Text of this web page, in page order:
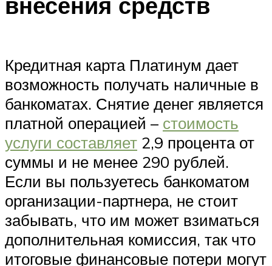
Кредитная карта Платинум дает
возможность получать наличные в
банкоматах. Снятие денег является
платной операцией – стоимость
услуги составляет 2,9 процента от
суммы и не менее 290 рублей.
Если вы пользуетесь банкоматом
организации-партнера, не стоит
забывать, что им может взиматься
дополнительная комиссия, так что
итоговые финансовые потери могут